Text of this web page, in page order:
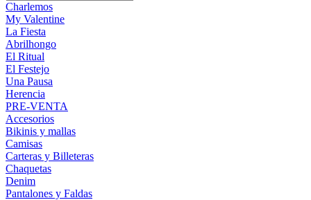
Charlemos
My Valentine
La Fiesta
Abrilhongo
El Ritual
El Festejo
Una Pausa
Herencia
PRE-VENTA
Accesorios
Bikinis y mallas
Camisas
Carteras y Billeteras
Chaquetas
Denim
Pantalones y Faldas